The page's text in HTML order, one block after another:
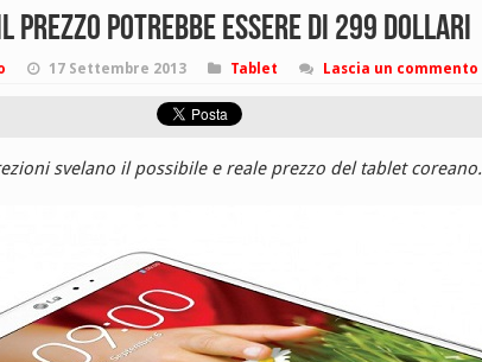
il prezzo potrebbe essere di 299 dollari
17 Settembre 2013 Tablet Lascia un commento
svelano il possibile e reale prezzo del tablet coreano.